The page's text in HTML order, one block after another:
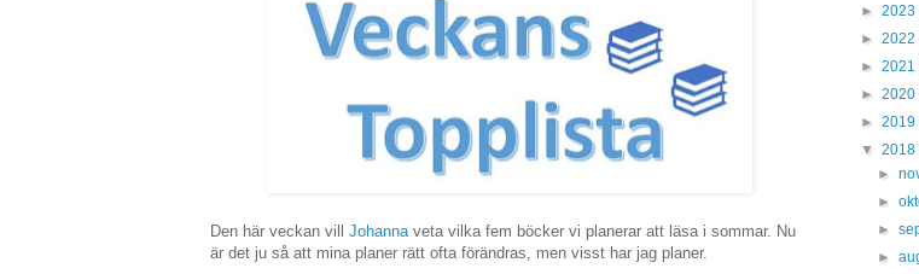
Den här veckan vill Johanna veta vilka fem böcker vi planerar att läsa i sommar. Nu
är det ju så att mina planer rätt ofta förändras, men visst har jag planer.
► 2023
► 2022
► 2021
► 2020
► 2019
▼ 2018
►
►
►
►